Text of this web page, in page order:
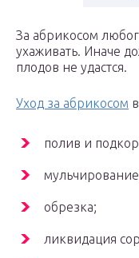
За абрикосом
ухаживать. Иначе
плодов не удастся.
Уход за абрикосом
полив и
обрезка;
ликвидация